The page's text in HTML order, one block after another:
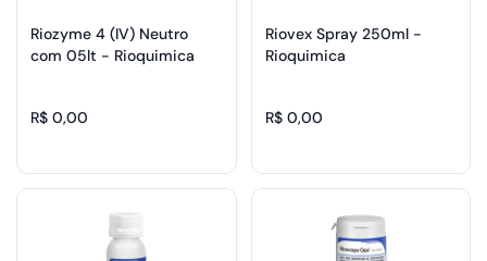
Riozyme 4 (IV) Neutro
com 05lt - Rioquimica
R$ 0,00
Riovex Spray 250ml -
Rioquimica
R$ 0,00